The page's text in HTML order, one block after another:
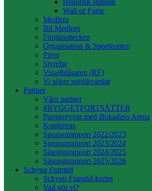
Historisk statistik
Wall of Fame
Medlem
Bli Medlem
Förtjänsttecken
Organisation & Sportkontor
Press
Styrelse
Visselblåsaren (RF)
Vi söker publikvärdar
Partner
Våra partner
#BYGGETFORTSÄTTER
Partnerevent med Bokadero Arena
Konferens
Sponsorrapport 2022/2023
Sponsorrapport 2023/2024
Säsongsrapport 2024/2025
Säsongsrapport 2025/2026
Schysst Framtid
Schysst Framtid-kortet
Vad gör vi?